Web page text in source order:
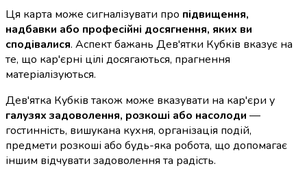
Ця карта може сигналізувати про підвищення,
надбавки або професійні досягнення, яких ви
сподівалися. Аспект бажань Дев'ятки Кубків вказує на
те, що кар'єрні цілі досягаються, прагнення
матеріалізуються.
Дев'ятка Кубків також може вказувати на кар'єри у
галузях задоволення, розкоші або насолоди —
гостинність, вишукана кухня, організація подій,
предмети розкоші або будь-яка робота, що допомагає
іншим відчувати задоволення та радість.